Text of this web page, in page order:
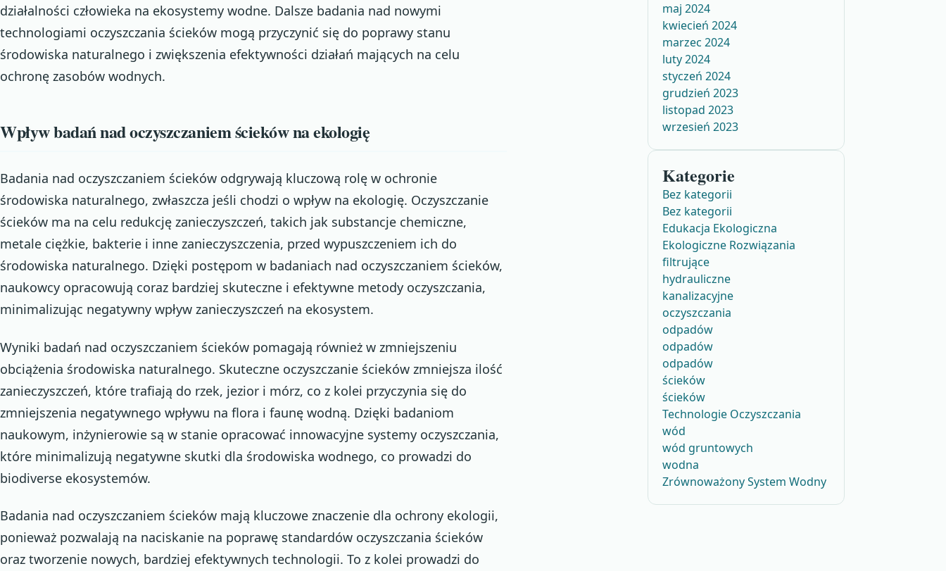
działalności człowieka na ekosystemy wodne. Dalsze badania nad nowymi
technologiami oczyszczania ścieków mogą przyczynić się do poprawy stanu
środowiska naturalnego i zwiększenia efektywności działań mających na celu
ochronę zasobów wodnych.
Wpływ badań nad oczyszczaniem ścieków na ekologię
Badania nad oczyszczaniem ścieków odgrywają kluczową rolę w ochronie
środowiska naturalnego, zwłaszcza jeśli chodzi o wpływ na ekologię. Oczyszczanie
ścieków ma na celu redukcję zanieczyszczeń, takich jak substancje chemiczne,
metale ciężkie, bakterie i inne zanieczyszczenia, przed wypuszczeniem ich do
środowiska naturalnego. Dzięki postępom w badaniach nad oczyszczaniem ścieków,
naukowcy opracowują coraz bardziej skuteczne i efektywne metody oczyszczania,
minimalizując negatywny wpływ zanieczyszczeń na ekosystem.
Wyniki badań nad oczyszczaniem ścieków pomagają również w zmniejszeniu
obciążenia środowiska naturalnego. Skuteczne oczyszczanie ścieków zmniejsza ilość
zanieczyszczeń, które trafiają do rzek, jezior i mórz, co z kolei przyczynia się do
zmniejszenia negatywnego wpływu na flora i faunę wodną. Dzięki badaniom
naukowym, inżynierowie są w stanie opracować innowacyjne systemy oczyszczania,
które minimalizują negatywne skutki dla środowiska wodnego, co prowadzi do
biodiverse ekosystemów.
Badania nad oczyszczaniem ścieków mają kluczowe znaczenie dla ochrony ekologii,
ponieważ pozwalają na naciskanie na poprawę standardów oczyszczania ścieków
oraz tworzenie nowych, bardziej efektywnych technologii. To z kolei prowadzi do
maj 2024
kwiecień 2024
marzec 2024
luty 2024
styczeń 2024
grudzień 2023
listopad 2023
wrzesień 2023
Kategorie
Bez kategorii
Bez kategorii
Edukacja Ekologiczna
Ekologiczne Rozwiązania
filtrujące
hydrauliczne
kanalizacyjne
oczyszczania
odpadów
odpadów
odpadów
ścieków
ścieków
Technologie Oczyszczania
wód
wód gruntowych
wodna
Zrównoważony System Wodny